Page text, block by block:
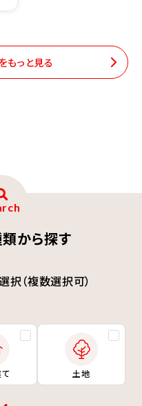
もっと見る
から探す
（複数選択可）
土地